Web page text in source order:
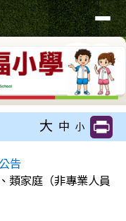
大 中 小
告
類家庭（非專業人員